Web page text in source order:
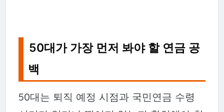
50대가 가장 먼저 봐야 할 연금 공
백
50대는 퇴직 예정 시점과 국민연금 수령